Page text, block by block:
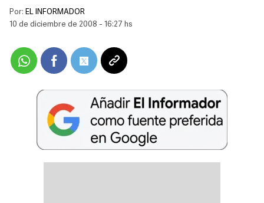
Por: EL INFORMADOR
10 de diciembre de 2008 - 16:27 hs